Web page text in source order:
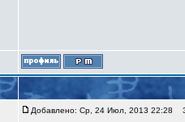
Добавлено: Ср, 24 Июл, 2013 22:28